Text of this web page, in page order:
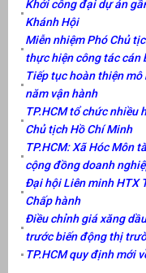
Khởi công đại dự án
Khánh Hội
Miễn nhiệm Phó Chủ
thực hiện công tác cán
Tiếp tục hoàn thiện
năm vận hành
TP.HCM tổ chức nhiều
Chủ tịch Hồ Chí Minh
TP.HCM: Xã Hóc Môn
cộng đồng doanh
Đại hội Liên minh HTX
Chấp hành
Điều chỉnh giá xăng
trước biến động thị
TP.HCM quy định mới